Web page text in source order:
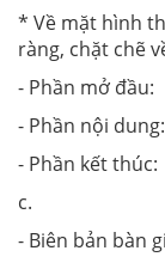
* Về mặt hình
ràng, chặt chẽ
- Phần mở đầu:
- Phần nội dung:
- Phần kết thúc:
c.
- Biên bản bàn